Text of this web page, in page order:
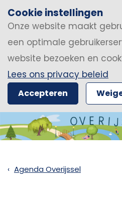
Cookie instellingen
Onze website maakt
een optimale
website bezoeken en
Lees ons privacy beleid
Accepteren
Agenda Overijssel